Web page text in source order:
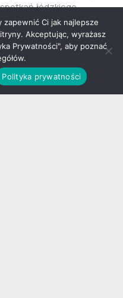
łódzkiego
przestrzenią integracji
oraz rozwoju
– od lat wspierają łódzki
inicjatywy i wydarzenia
jako wieloletni prezes
Ci jak najlepsze
Akceptując, wyrażasz
Prywatności", aby poznać
Polityka prywatności